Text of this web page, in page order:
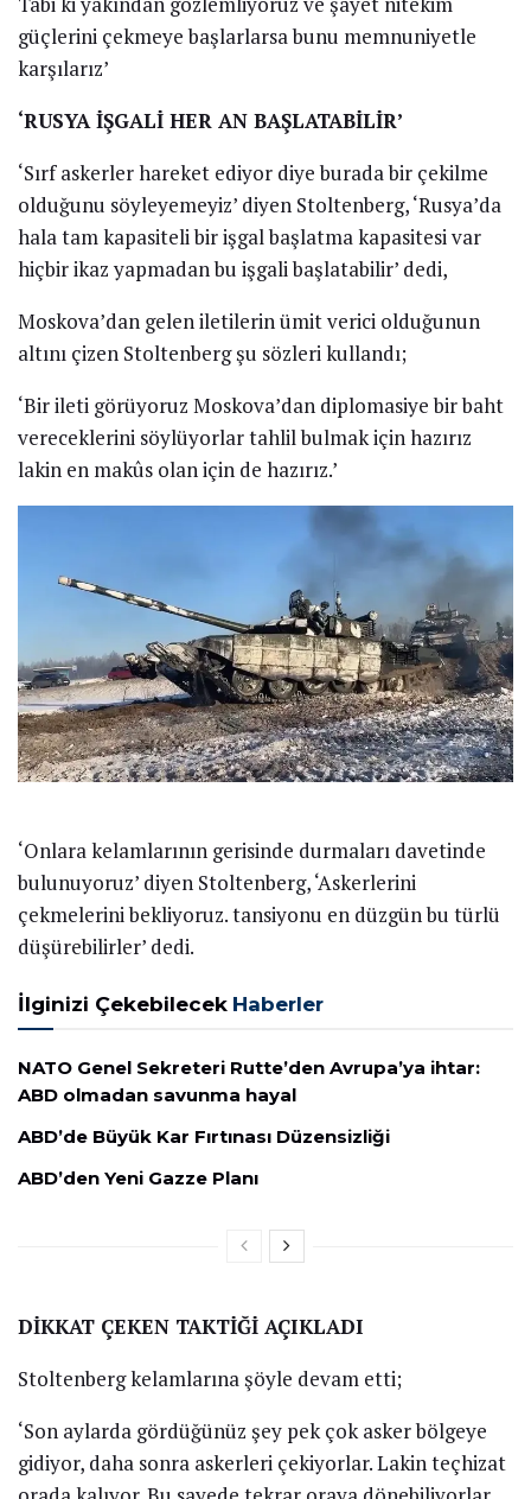
güçlerini çekmeye başlarlarsa bunu memnuniyetle
karşılarız’
‘RUSYA İŞGALİ HER AN BAŞLATABİLİR’
‘Sırf askerler hareket ediyor diye burada bir çekilme
olduğunu söyleyemeyiz’ diyen Stoltenberg, ‘Rusya’da
hala tam kapasiteli bir işgal başlatma kapasitesi var
hiçbir ikaz yapmadan bu işgali başlatabilir’ dedi,
Moskova’dan gelen iletilerin ümit verici olduğunun
altını çizen Stoltenberg şu sözleri kullandı;
‘Bir ileti görüyoruz Moskova’dan diplomasiye bir baht
vereceklerini söylüyorlar tahlil bulmak için hazırız
lakin en makûs olan için de hazırız.’
‘Onlara kelamlarının gerisinde durmaları davetinde
bulunuyoruz’ diyen Stoltenberg, ‘Askerlerini
çekmelerini bekliyoruz. tansiyonu en düzgün bu türlü
düşürebilirler’ dedi.
İlginizi Çekebilecek Haberler
NATO Genel Sekreteri Rutte’den Avrupa’ya ihtar:
ABD olmadan savunma hayal
ABD’de Büyük Kar Fırtınası Düzensizliği
ABD’den Yeni Gazze Planı
DİKKAT ÇEKEN TAKTİĞİ AÇIKLADI
Stoltenberg kelamlarına şöyle devam etti;
‘Son aylarda gördüğünüz şey pek çok asker bölgeye
gidiyor, daha sonra askerleri çekiyorlar. Lakin teçhizat